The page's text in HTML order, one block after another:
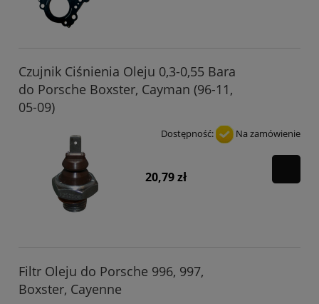
Czujnik Ciśnienia Oleju 0,3-0,55 Bara
do Porsche Boxster, Cayman (96-11,
05-09)
Dostępność: Na zamówienie
20,79 zł
Filtr Oleju do Porsche 996, 997,
Boxster, Cayenne